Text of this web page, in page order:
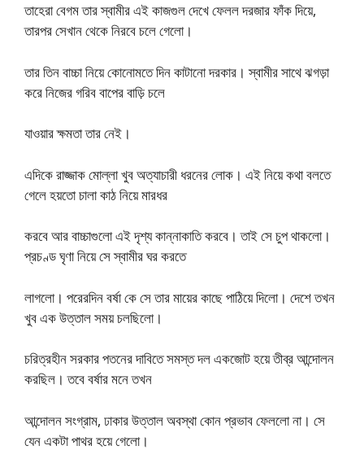
তাহেরা বেগম তার স্বামীর এই কাজগুল দেখে ফেলল দরজার ফাঁক দিয়ে,
তারপর সেখান থেকে নিরবে চলে গেলো।
তার তিন বাচ্চা নিয়ে কোনোমতে দিন কাটানো দরকার। স্বামীর সাথে ঝগড়া
করে নিজের গরিব বাপের বাড়ি চলে
যাওয়ার ক্ষমতা তার নেই।
এদিকে রাজ্জাক মোল্লা খুব অত্যাচারী ধরনের লোক। এই নিয়ে কথা বলতে
গেলে হয়তো চালা কাঠ নিয়ে মারধর
করবে আর বাচ্চাগুলো এই দৃশ্য কান্নাকাতি করবে। তাই সে চুপ থাকলো।
প্রচণ্ড ঘৃণা নিয়ে সে স্বামীর ঘর করতে
লাগলো। পরেরদিন বর্ষা কে সে তার মায়ের কাছে পাঠিয়ে দিলো। দেশে তখন
খুব এক উত্তাল সময় চলছিলো।
চরিত্রহীন সরকার পতনের দাবিতে সমস্ত দল একজোট হয়ে তীব্র আন্দোলন
করছিল। তবে বর্ষার মনে তখন
আন্দোলন সংগ্রাম, ঢাকার উত্তাল অবস্থা কোন প্রভাব ফেললো না। সে
যেন একটা পাথর হয়ে গেলো।